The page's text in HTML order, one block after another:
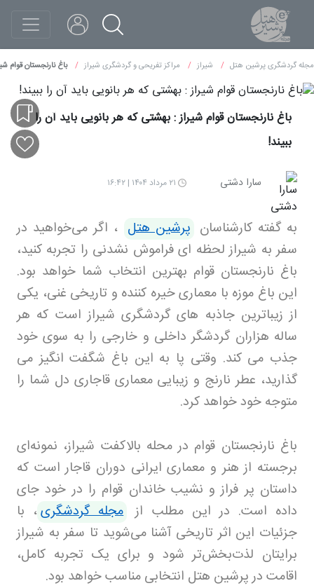
مجله گردشگری پرشین هتل شیراز مراکز تفریحی و گردشگری شیراز باغ نارنجستان قوام
باغ نارنجستان قوام شیراز : بهشتی که هر بانویی باید آن را
ببیند!
سارا دشتی ۲۱ مرداد ۱۴۰۴ | ۱۶:۴۲
به گفته کارشناسان پرشین هتل ، اگر می‌خواهید در
سفر به شیراز لحظه ای فراموش نشدنی را تجربه کنید،
باغ نارنجستان قوام بهترین انتخاب شما خواهد بود.
این باغ موزه با معماری خیره کننده و تاریخی غنی، یکی
از زیباترین جاذبه های گردشگری شیراز است که هر
ساله هزاران گردشگر داخلی و خارجی را به سوی خود
جذب می کند. وقتی پا به این باغ شگفت انگیز می
گذارید، عطر نارنج و زیبایی معماری قاجاری دل شما را
متوجه خود خواهد کرد.
باغ نارنجستان قوام در محله بالاکفت شیراز، نمونه‌ای
برجسته از هنر و معماری ایرانی دوران قاجار است که
داستان پر فراز و نشیب خاندان قوام را در خود جای
داده است. در این مطلب از مجله گردشگری، با
جزئیات این اثر تاریخی آشنا می‌شوید تا سفر به شیراز
برایتان لذت‌بخش‌تر شود و برای یک تجربه کامل،
اقامت در پرشین هتل انتخابی مناسب خواهد بود.